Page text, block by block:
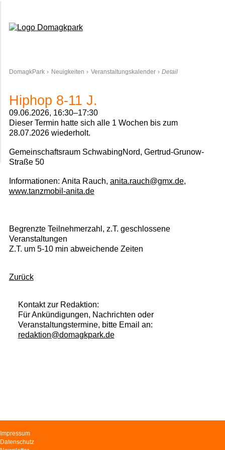
DomagkPark Neuigkeiten Veranstaltungskalender Detail
Hiphop 8-11 J.
09.06.2026, 16:30–17:30
Dieser Termin hatte sich alle 1 Wochen bis zum
28.07.2026 wiederholt.
Gemeinschaftsraum SchwabingNord, Gertrud-Grunow-
Straße 50
Informationen: Anita Rauch, anita.rauch@gmx.de,
www.tanzmobil-anita.de
Begrenzte Teilnehmerzahl, z.T. geschlossene
Veranstaltungen
Z.T. um 5-10 min abweichende Zeiten
Zurück
Kontakt zur Redaktion:
Für Ankündigungen, Nachrichten oder
Veranstaltungstermine, bitte Email an:
redaktion@domagkpark.de
Navigation
überspringen
Impressum
Datenschutz